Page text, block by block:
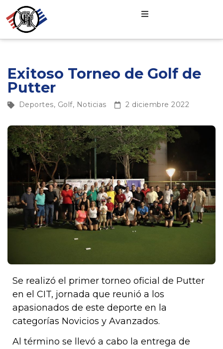
Exitoso Torneo de Golf de
Putter
Deportes, Golf, Noticias 2 diciembre 2022
Se realizó el primer torneo oficial de Putter
en el CIT, jornada que reunió a los
apasionados de este deporte en la
categorías Novicios y Avanzados.
Al término se llevó a cabo la entrega de